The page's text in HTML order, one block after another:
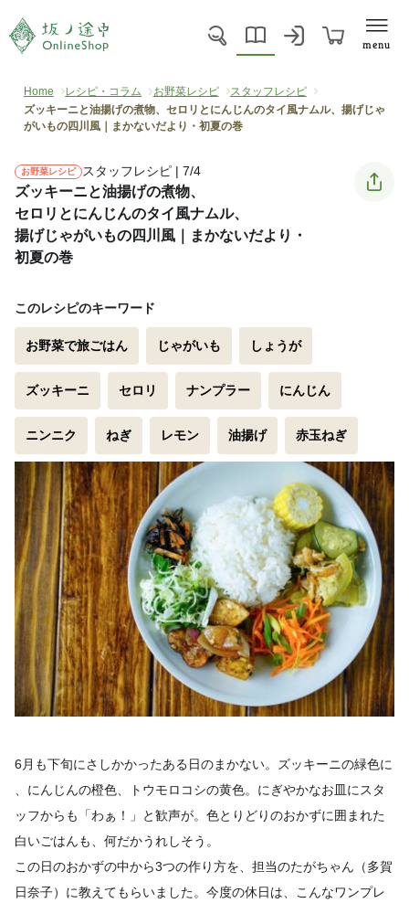
menu
Home レシピ・コラム お野菜レシピ
スタッフレシピ
ズッキーニと油揚げの煮物、セロリとにんじんのタイ風ナムル、揚げじゃ
がいもの四川風｜まかないだより・初夏の巻
お野菜レシピ スタッフレシピ | 7/4
ズッキーニと油揚げの煮物、
セロリとにんじんのタイ風ナムル、
揚げじゃがいもの四川風｜まかないだより・
初夏の巻
このレシピのキーワード
お野菜で旅ごはん じゃがいも しょうが
ズッキーニ セロリ ナンプラー にんじん
ニンニク ねぎ レモン 油揚げ 赤玉ねぎ
6月も下旬にさしかかったある日のまかない。ズッキーニの緑色に
、にんじんの橙色、トウモロコシの黄色。にぎやかなお皿にスタ
ッフからも「わぁ！」と歓声が。色とりどりのおかずに囲まれた
白いごはんも、何だかうれしそう。
この日のおかずの中から3つの作り方を、担当のたがちゃん（多賀
日奈子）に教えてもらいました。今度の休日は、こんなワンプレ